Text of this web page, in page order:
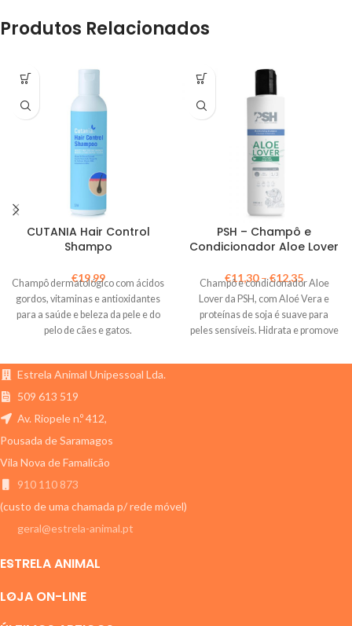
Produtos Relacionados
CUTANIA Hair Control
Shampo
€19,99
Champô dermatológico com ácidos
gordos, vitaminas e antioxidantes
para a saúde e beleza da pele e do
pelo de cães e gatos.
PSH – Champô e
Condicionador Aloe Lover
€11,30–€12,35
Champô e condicionador Aloe
Lover da PSH, com Aloé Vera e
proteínas de soja é suave para
peles sensíveis. Hidrata e promove
Estrela Animal Unipessoal Lda.
509 613 519
Av. Riopele n.º 412,
Pousada de Saramagos
Vila Nova de Famalicão
910 110 873
(custo de uma chamada p/ rede móvel)
geral@estrela-animal.pt
ESTRELA ANIMAL
LOJA ON-LINE